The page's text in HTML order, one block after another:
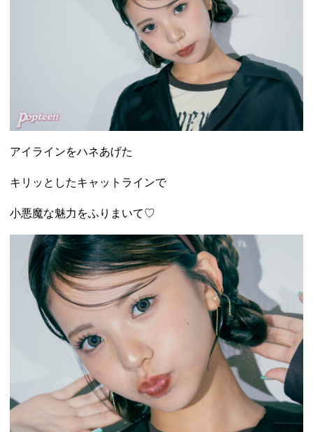
アイラインをハネあげた
キリッとしたキャットラインで
小悪魔な魅力をふりまいて♡